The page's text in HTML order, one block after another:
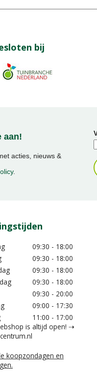
bij
aan!
acties, nieuws &
.
09:30 - 18:00
09:30 - 18:00
09:30 - 18:00
09:30 - 18:00
09:30 - 20:00
09:00 - 17:30
11:00 - 17:00
is altijd open! ⇢
koopzondagen en